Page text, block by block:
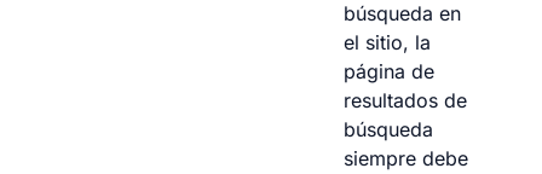
búsqueda en
el sitio, la
página de
resultados de
búsqueda
siempre debe